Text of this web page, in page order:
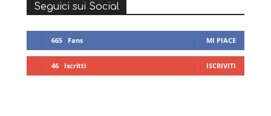
Seguici sui Social
665 Fans MI PIACE
46 Iscritti ISCRIVITI